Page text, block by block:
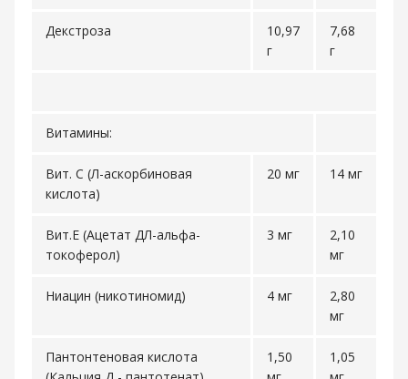
Декстроза
10,97
г
7,68
г
Витамины:
Вит. С (Л-аскорбиновая
кислота)
20 мг 14 мг
Вит.Е (Ацетат ДЛ-альфа-
токоферол)
3 мг
2,10
мг
Ниацин (никотиномид) 4 мг
2,80
мг
Пантонтеновая кислота
1,50
1,05